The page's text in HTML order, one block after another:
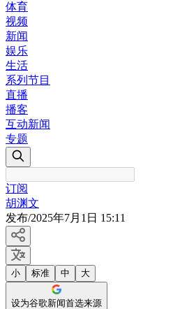
体育
视频
新闻
娱乐
生活
系列节目
直播
播客
互动新闻
专题
订阅
胡渊文
发布/2025年7月1日 15:11
小 标准 中 大
设为谷歌新闻首选来源